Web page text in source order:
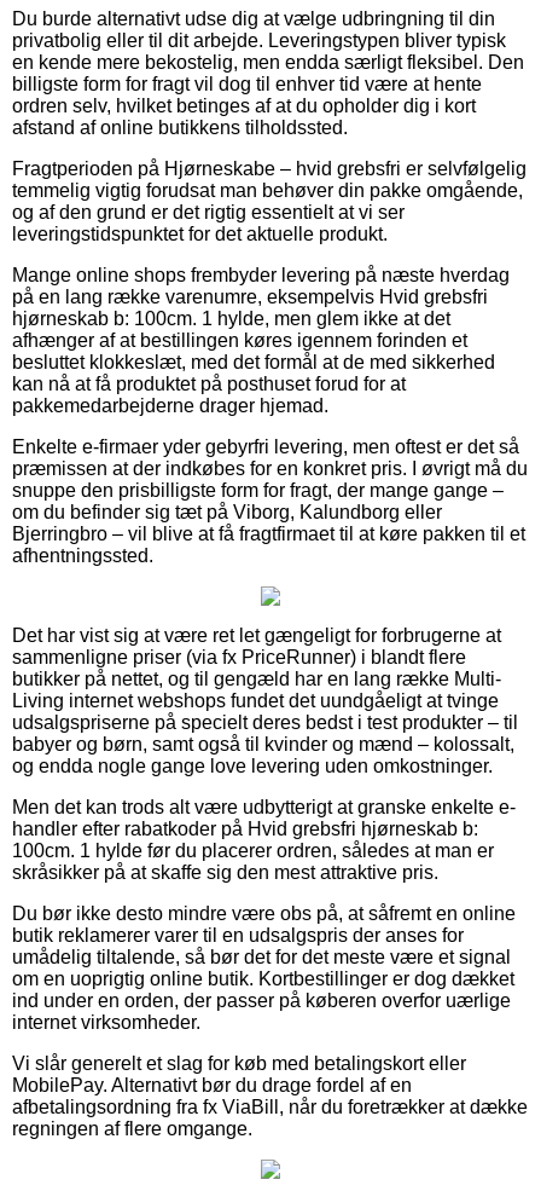
Du burde alternativt udse dig at vælge udbringning til din
privatbolig eller til dit arbejde. Leveringstypen bliver typisk
en kende mere bekostelig, men endda særligt fleksibel. Den
billigste form for fragt vil dog til enhver tid være at hente
ordren selv, hvilket betinges af at du opholder dig i kort
afstand af online butikkens tilholdssted.
Fragtperioden på Hjørneskabe – hvid grebsfri er selvfølgelig
temmelig vigtig forudsat man behøver din pakke omgående,
og af den grund er det rigtig essentielt at vi ser
leveringstidspunktet for det aktuelle produkt.
Mange online shops frembyder levering på næste hverdag
på en lang række varenumre, eksempelvis Hvid grebsfri
hjørneskab b: 100cm. 1 hylde, men glem ikke at det
afhænger af at bestillingen køres igennem forinden et
besluttet klokkeslæt, med det formål at de med sikkerhed
kan nå at få produktet på posthuset forud for at
pakkemedarbejderne drager hjemad.
Enkelte e-firmaer yder gebyrfri levering, men oftest er det så
præmissen at der indkøbes for en konkret pris. I øvrigt må du
snuppe den prisbilligste form for fragt, der mange gange –
om du befinder sig tæt på Viborg, Kalundborg eller
Bjerringbro – vil blive at få fragtfirmaet til at køre pakken til et
afhentningssted.
Det har vist sig at være ret let gængeligt for forbrugerne at
sammenligne priser (via fx PriceRunner) i blandt flere
butikker på nettet, og til gengæld har en lang række Multi-
Living internet webshops fundet det uundgåeligt at tvinge
udsalgspriserne på specielt deres bedst i test produkter – til
babyer og børn, samt også til kvinder og mænd – kolossalt,
og endda nogle gange love levering uden omkostninger.
Men det kan trods alt være udbytterigt at granske enkelte e-
handler efter rabatkoder på Hvid grebsfri hjørneskab b:
100cm. 1 hylde før du placerer ordren, således at man er
skråsikker på at skaffe sig den mest attraktive pris.
Du bør ikke desto mindre være obs på, at såfremt en online
butik reklamerer varer til en udsalgspris der anses for
umådelig tiltalende, så bør det for det meste være et signal
om en uoprigtig online butik. Kortbestillinger er dog dækket
ind under en orden, der passer på køberen overfor uærlige
internet virksomheder.
Vi slår generelt et slag for køb med betalingskort eller
MobilePay. Alternativt bør du drage fordel af en
afbetalingsordning fra fx ViaBill, når du foretrækker at dække
regningen af flere omgange.